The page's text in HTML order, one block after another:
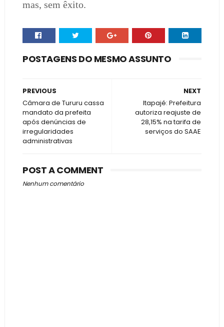
mas, sem êxito.
POSTAGENS DO MESMO ASSUNTO
NEXT
Itapajé: Prefeitura
autoriza reajuste de
28,15% na tarifa de
serviços do SAAE
PREVIOUS
Câmara de Tururu cassa
mandato da prefeita
após denúncias de
irregularidades
administrativas
POST A COMMENT
Nenhum comentário